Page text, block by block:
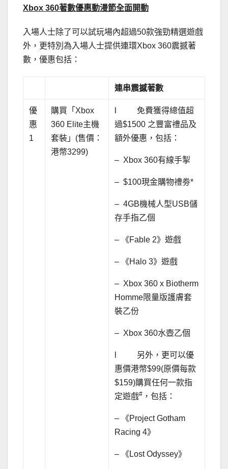
Xbox 360著數優惠動漫節全面開動
入場人士除了可以試玩場內超過50款強勁精選遊戲
外，更特別為入場人士提供連環Xbox 360震撼著
數，優惠包括：
連串震撼著數
優
惠
1
購買「Xbox
360 Elite主機
套裝」(售價：
港幣3299)
l 免費獲得總值超
過$1500 之豐富禮品及
額外優惠，包括：
– Xbox 360有線手掣
– $100現金購物禮劵*
– 4GB機械人型USB儲
存手指乙個
– 《Fable 2》遊戲
– 《Halo 3》遊戲
– Xbox 360 x Biotherm
Homme限量版護膚套
裝乙份
– Xbox 360水壺乙個
l 另外，更可以優
惠價港幣$99(原價每款
$159)購買任何一款指
定遊戲# ，包括：
– 《Project Gotham
Racing 4》
– 《Lost Odyssey》